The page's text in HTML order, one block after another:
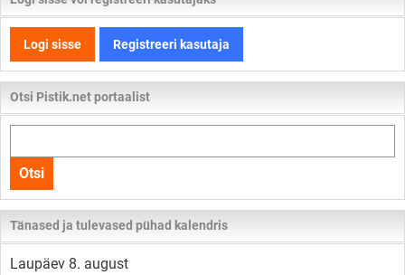
Logi sisse Registreeri kasutaja
Otsi Pistik.net portaalist
kogu
lehelt
Otsi
Tänased ja tulevased pühad kalendris
Laupäev 8. august